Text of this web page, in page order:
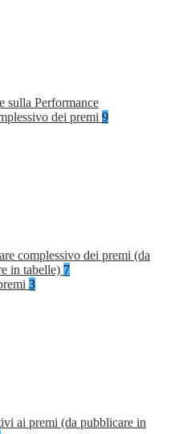
sulla Performance
dei premi 9
complessivo dei premi (da
in tabelle) 7
3
ai premi (da pubblicare in